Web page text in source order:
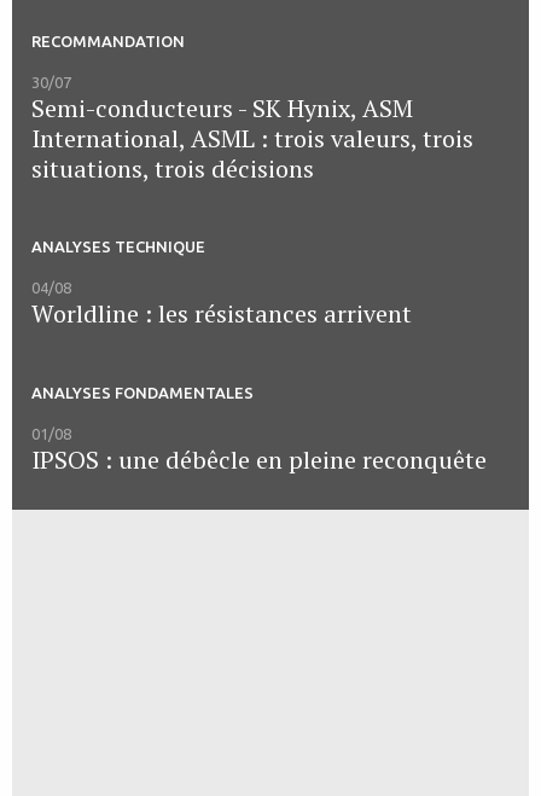
RECOMMANDATION
30/07
Semi-conducteurs - SK Hynix, ASM
International, ASML : trois valeurs, trois
situations, trois décisions
ANALYSES TECHNIQUE
04/08
Worldline : les résistances arrivent
ANALYSES FONDAMENTALES
01/08
IPSOS : une débêcle en pleine reconquête